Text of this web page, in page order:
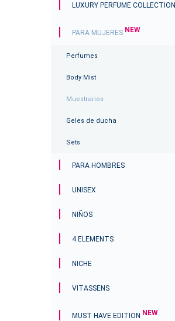
LUXURY PERFUME COLLECTION
PARA MUJERES NEW
Perfumes
Body Mist
Muestrarios
Geles de ducha
Sets
PARA HOMBRES
UNISEX
NIÑOS
4 ELEMENTS
NICHE
VITASSENS
MUST HAVE EDITION NEW